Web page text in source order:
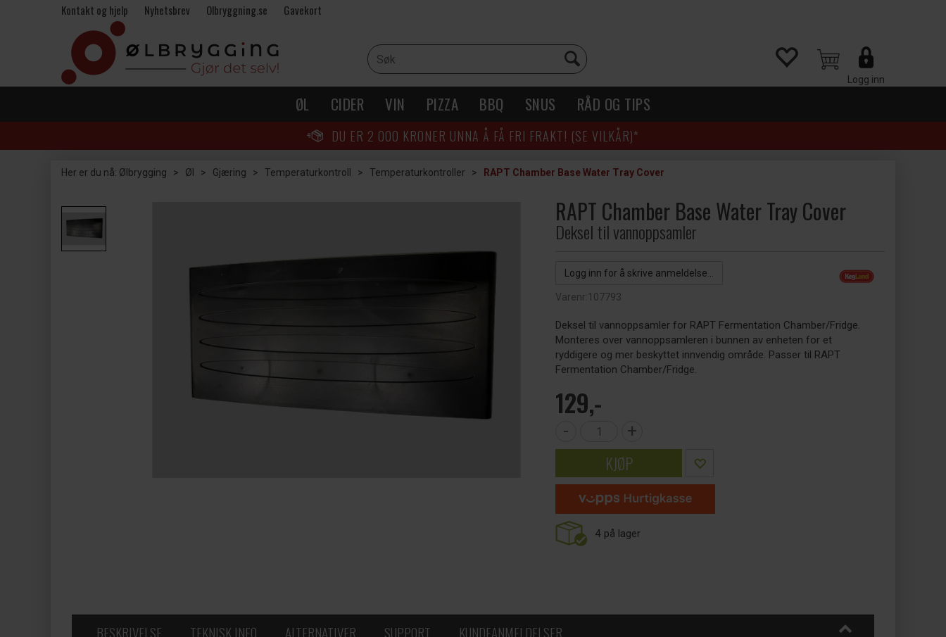
Kontakt og hjelp Nyhetsbrev Olbryggning.se Gavekort
Logg inn
ØL CIDER VIN PIZZA BBQ SNUS RÅD OG TIPS
DU ER 2 000 KRONER UNNA Å FÅ FRI FRAKT! (SE VILKÅR)*
Her er du nå: Ølbrygging > Øl > Gjæring > Temperaturkontroll > Temperaturkontroller > RAPT Chamber Base Water Tray Cover
RAPT Chamber Base Water Tray Cover
Deksel til vannoppsamler
Logg inn for å skrive anmeldelse...
Varenr:107793
Deksel til vannoppsamler for RAPT Fermentation Chamber/Fridge.
Monteres over vannoppsamleren i bunnen av enheten for et
ryddigere og mer beskyttet innvendig område. Passer til RAPT
Fermentation Chamber/Fridge.
129,-
- +
KJØP
4 på lager
BESKRIVELSE TEKNISK INFO ALTERNATIVER SUPPORT KUNDEANMELDELSER